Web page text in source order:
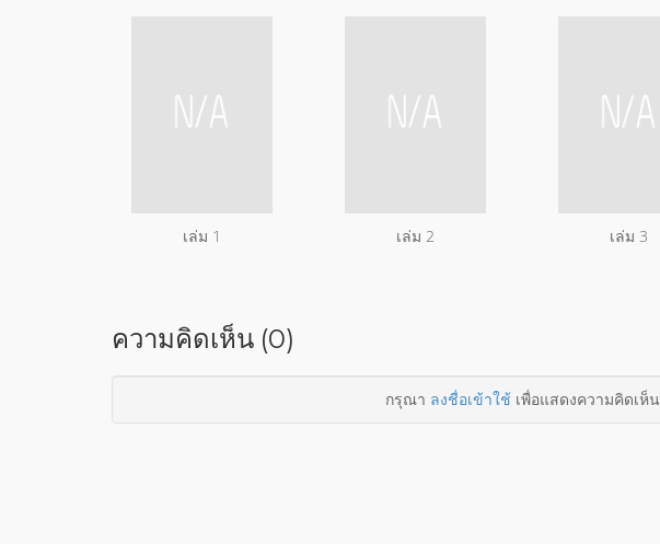
เล่ม 1 เล่ม 2 เล่ม 3
ความคิดเห็น (0)
กรุณา ลงชื่อเข้าใช้เพื่อแสดงความคิดเห็น